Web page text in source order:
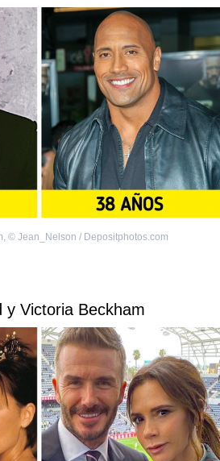
© Jean_Nelson / Depositphotos.com
y Victoria Beckham